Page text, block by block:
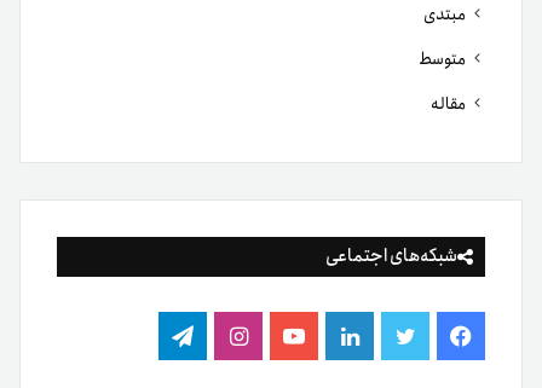
مبتدی
متوسط
مقاله
شبکه‌های اجتماعی
فیس توییتر لینکدینیوتیوباینستاگرام
تلگرام